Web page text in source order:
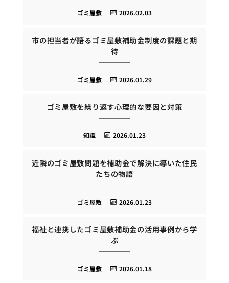
2026.02.03
ゴミ屋敷
市の担当者が語るゴミ屋敷補助金制度の課題と期
待
2026.01.29
ゴミ屋敷
ゴミ屋敷を繰り返す心理的な要因と対策
2026.01.23
知識
近隣のゴミ屋敷問題を補助金で解決に導いた住民
たちの物語
2026.01.23
ゴミ屋敷
福祉と連携したゴミ屋敷補助金の活用事例から学
ぶ
2026.01.18
ゴミ屋敷